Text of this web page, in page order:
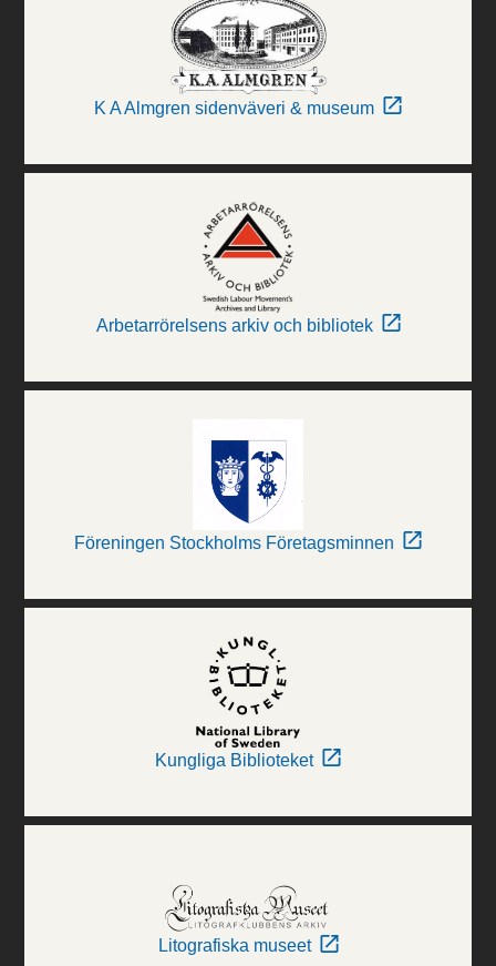
K A Almgren sidenväveri & museum
Arbetarrörelsens arkiv och bibliotek
Föreningen Stockholms Företagsminnen
Kungliga Biblioteket
Litografiska museet